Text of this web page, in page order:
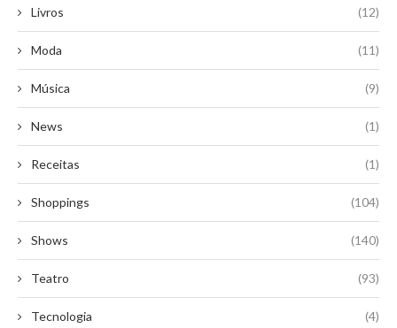
Livros (12)
Moda (11)
Música (9)
News (1)
Receitas (1)
Shoppings (104)
Shows (140)
Teatro (93)
Tecnologia (4)